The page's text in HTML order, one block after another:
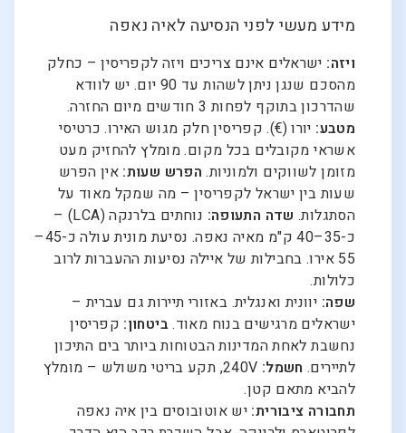
מידע מעשי לפני הנסיעה לאיה נאפה
ויזה: ישראלים אינם צריכים ויזה לקפריסין – כחלק
מהסכם שנגן ניתן לשהות עד 90 יום. יש לוודא
שהדרכון בתוקף לפחות 3 חודשים מיום החזרה.
מטבע: יורו (€). קפריסין חלק מגוש האירו. כרטיסי
אשראי מקובלים בכל מקום. מומלץ להחזיק מעט
מזומן לשווקים ולמוניות. הפרש שעות: אין הפרש
שעות בין ישראל לקפריסין – מה שמקל מאוד על
הסתגלות. שדה התעופה:
נוחתים בלרנקה (LCA) –
כ-35–40 ק"מ מאיה נאפה. נסיעת מונית עולה כ-45–
55 אירו. בחבילות של איילה נסיעות ההעברות לרוב
כלולות.
שפה: יוונית ואנגלית. באזורי תיירות גם עברית –
ישראלים מרגישים בנוח מאוד.ביטחון: קפריסין
נחשבת לאחת המדינות הבטוחות ביותר בים התיכון
לתיירים. חשמל:
240V, תקע בריטי משולש – מומלץ
להביא מתאם קטן.
תחבורה ציבורית: יש אוטובוסים בין איה נאפה